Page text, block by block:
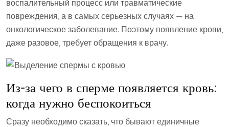
воспалительный процесс или травматические
повреждения, а в самых серьезных случаях — на
онкологическое заболевание. Поэтому появление крови,
даже разовое, требует обращения к врачу.
Из-за чего в сперме появляется кровь:
когда нужно беспокоиться
Сразу необходимо сказать, что бывают единичные